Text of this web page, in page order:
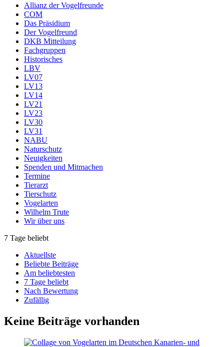
Allianz der Vogelfreunde
COM
Das Präsidium
Der Vogelfreund
DKB Mitteilung
Fachgruppen
Historisches
LBV
LV07
LV13
LV14
LV21
LV23
LV30
LV31
NABU
Naturschutz
Neuigkeiten
Spenden und Mitmachen
Termine
Tierarzt
Tierschutz
Vogelarten
Wilhelm Trute
Wir über uns
7 Tage beliebt
Aktuellste
Beliebte Beiträge
Am beliebtesten
7 Tage beliebt
Nach Bewertung
Zufällig
Keine Beiträge vorhanden